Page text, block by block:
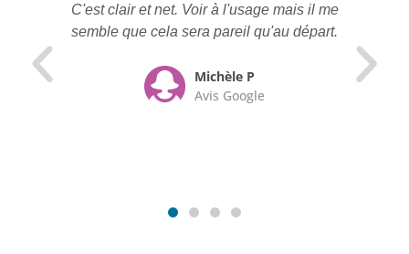
C'est clair et net. Voir à l'usage mais il me
semble que cela sera pareil qu'au départ.
Michèle P
Avis Google